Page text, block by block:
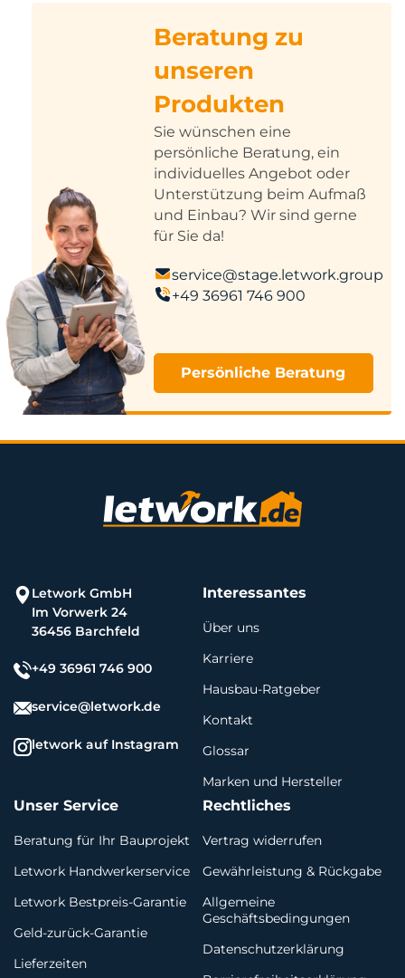
Beratung zu
unseren
Produkten
Sie wünschen eine
persönliche Beratung, ein
individuelles Angebot oder
Unterstützung beim Aufmaß
und Einbau? Wir sind gerne
für Sie da!
service@stage.letwork.group
+49 36961 746 900
Persönliche Beratung
Letwork GmbH
Im Vorwerk 24
36456 Barchfeld
+49 36961 746 900
service@letwork.de
letwork auf Instagram
Interessantes
Über uns
Karriere
Hausbau-Ratgeber
Kontakt
Glossar
Marken und Hersteller
Unser Service
Beratung für Ihr Bauprojekt
Letwork Handwerkerservice
Letwork Bestpreis-Garantie
Geld-zurück-Garantie
Lieferzeiten
Rechtliches
Vertrag widerrufen
Gewährleistung & Rückgabe
Allgemeine
Geschäftsbedingungen
Datenschutzerklärung